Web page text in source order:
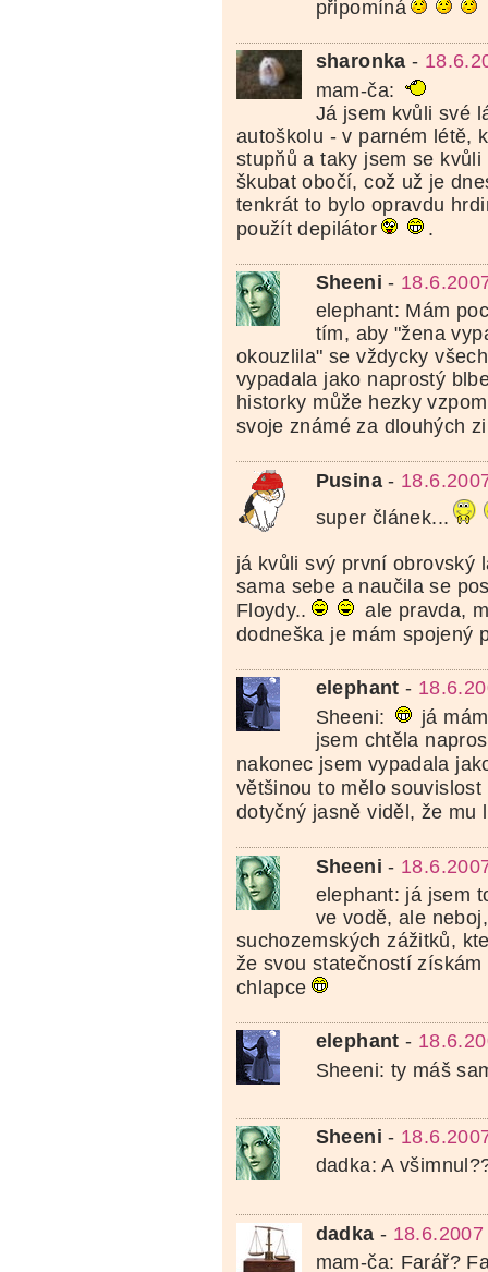
připomíná
sharonka -
mam-ča:
Já jsem kvůli své
autoškolu - v parném létě,
stupňů a taky jsem se
škubat obočí, což už je
tenkrát to bylo opravdu
použít depilátor
.
Sheeni -
elephant: Mám
tím, aby "žena
okouzlila" se vždycky
vypadala jako naprostý
historky může hezky
svoje známé za dlouhých
Pusina-
super článek...
já kvůli svý první obrovský
sama sebe a naučila se
Floydy..
ale pravda,
dodneška je mám spojený
elephant -
Sheeni:
já
jsem chtěla
nakonec jsem vypadala
většinou to mělo
dotyčný jasně viděl, že mu
Sheeni -
elephant: já jsem
ve vodě, ale
suchozemských zážitků,
že svou statečností
chlapce
elephant -
Sheeni: ty máš
Sheeni -
dadka: A
dadka -
mam-ča: Farář?